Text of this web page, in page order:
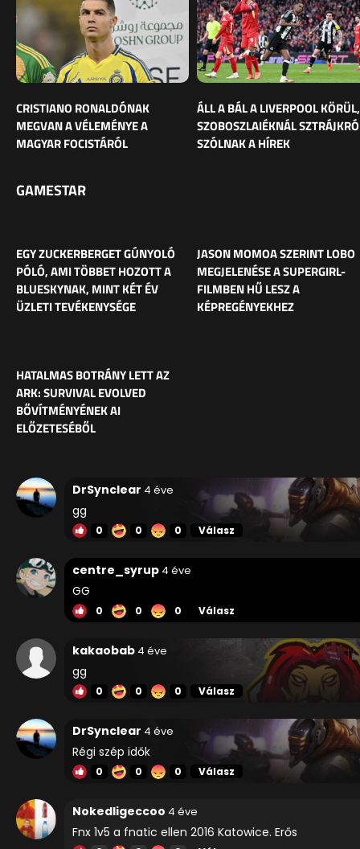
CRISTIANO RONALDÓNAK
MEGVAN A VÉLEMÉNYE A
MAGYAR FOCISTÁRÓL
ÁLL A BÁL A LIVERPOOL KÖRÜL,
SZOBOSZLAIÉKNÁL
SZÓLNAK A HÍREK
GAMESTAR
EGY ZUCKERBERGET GÚNYOLÓ
PÓLÓ, AMI TÖBBET HOZOTT A
BLUESKYNAK, MINT KÉT ÉV
ÜZLETI TEVÉKENYSÉGE
JASON MOMOA SZERINT LOBO
MEGJELENÉSE A SUPERGIRL-
FILMBEN HŰ LESZ A
KÉPREGÉNYEKHEZ
HATALMAS BOTRÁNY LETT AZ
ARK: SURVIVAL EVOLVED
BŐVÍTMÉNYÉNEK AI
ELŐZETESÉBŐL
DrSynclear 4 éve
gg
0 0 0 Válasz
centre_syrup 4 éve
GG
0 0 0 Válasz
kakaobab 4 éve
gg
0 0 0 Válasz
DrSynclear 4 éve
Régi szép idők
0 0 0 Válasz
Nokedligeccoo 4 éve
Fnx 1v5 a fnatic ellen 2016 Katowice. Erős